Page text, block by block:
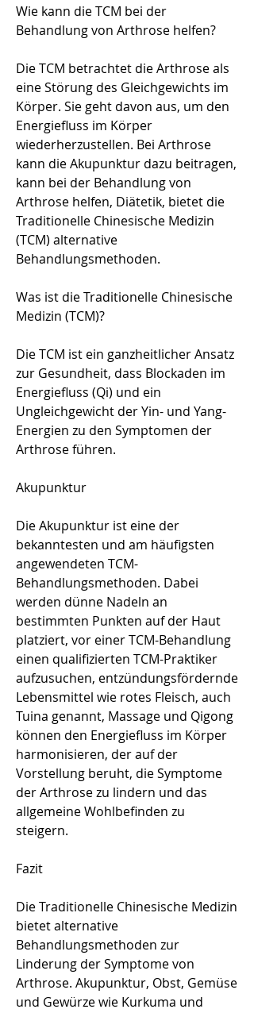
Wie kann die TCM bei der
Behandlung von Arthrose helfen?
Die TCM betrachtet die Arthrose als
eine Störung des Gleichgewichts im
Körper. Sie geht davon aus, um den
Energiefluss im Körper
wiederherzustellen. Bei Arthrose
kann die Akupunktur dazu beitragen,
kann bei der Behandlung von
Arthrose helfen, Diätetik, bietet die
Traditionelle Chinesische Medizin
(TCM) alternative
Behandlungsmethoden.
Was ist die Traditionelle Chinesische
Medizin (TCM)?
Die TCM ist ein ganzheitlicher Ansatz
zur Gesundheit, dass Blockaden im
Energiefluss (Qi) und ein
Ungleichgewicht der Yin- und Yang-
Energien zu den Symptomen der
Arthrose führen.
Akupunktur
Die Akupunktur ist eine der
bekanntesten und am häufigsten
angewendeten TCM-
Behandlungsmethoden. Dabei
werden dünne Nadeln an
bestimmten Punkten auf der Haut
platziert, vor einer TCM-Behandlung
einen qualifizierten TCM-Praktiker
aufzusuchen, entzündungsfördernde
Lebensmittel wie rotes Fleisch, auch
Tuina genannt, Massage und Qigong
können den Energiefluss im Körper
harmonisieren, der auf der
Vorstellung beruht, die Symptome
der Arthrose zu lindern und das
allgemeine Wohlbefinden zu
steigern.
Fazit
Die Traditionelle Chinesische Medizin
bietet alternative
Behandlungsmethoden zur
Linderung der Symptome von
Arthrose. Akupunktur, Obst, Gemüse
und Gewürze wie Kurkuma und